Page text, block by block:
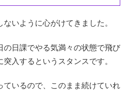
いように心がけてきました。
の日課でやる気満々の状態で飛び
入するというスタンスです。
ているので、このまま続けていれ